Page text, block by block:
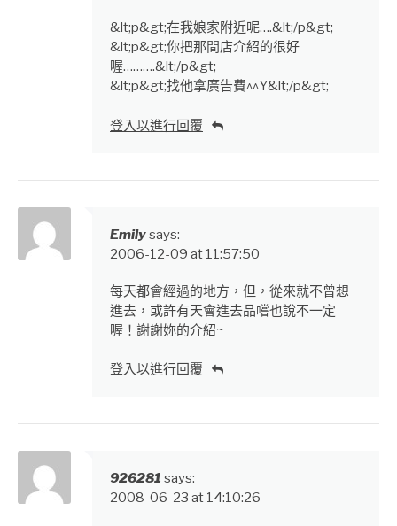
&lt;p&gt;在我娘家附近呢….&lt;/p&gt;
&lt;p&gt;你把那間店介紹的很好
喔……….&lt;/p&gt;
&lt;p&gt;找他拿廣告費^^Y&lt;/p&gt;
登入以進行回覆
Emilysays:
2006-12-09 at 11:57:50
每天都會經過的地方，但，從來就不曾想
進去，或許有天會進去品嚐也說不一定
喔！謝謝妳的介紹~
登入以進行回覆
926281 says:
2008-06-23 at 14:10:26